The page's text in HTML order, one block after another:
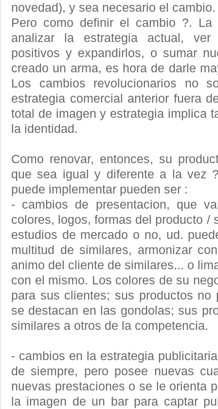
novedad), y sea necesario el cambio.
Pero como definir el cambio ?.
analizar la estrategia actual,
positivos y expandirlos, o sumar
creado un arma, es hora de darle
Los cambios revolucionarios no
estrategia comercial anterior fuera
total de imagen y estrategia implica
la identidad.
Como renovar, entonces, su
que sea igual y diferente a la vez
puede implementar pueden ser :
- cambios de presentacion, que
colores, logos, formas del producto /
estudios de mercado o no, ud.
multitud de similares, armonizar
animo del cliente de similares... o
con el mismo. Los colores de su
para sus clientes; sus productos no
se destacan en las gondolas; sus
similares a otros de la competencia.
- cambios en la estrategia
de siempre, pero posee nuevas
nuevas prestaciones o se le orienta
la imagen de un bar para captar